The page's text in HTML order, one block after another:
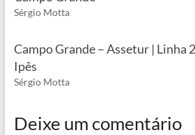
Sérgio Motta
Campo Grande – Assetur | Linha
Ipês
Sérgio Motta
Deixe um comentário